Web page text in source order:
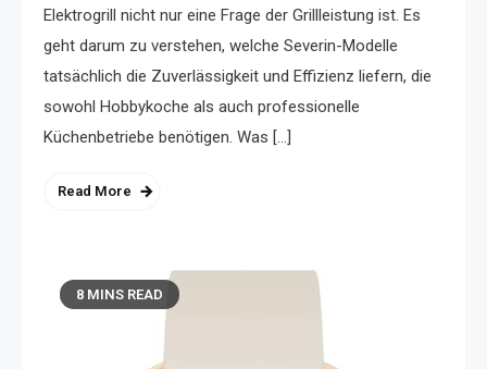
Elektrogrill nicht nur eine Frage der Grillleistung ist. Es
geht darum zu verstehen, welche Severin-Modelle
tatsächlich die Zuverlässigkeit und Effizienz liefern, die
sowohl Hobbykoche als auch professionelle
Küchenbetriebe benötigen. Was […]
Read More
8 MINS READ